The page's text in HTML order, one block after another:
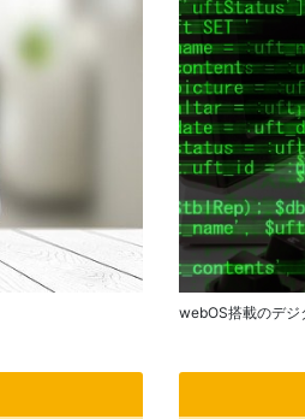
ト TA2C-
PTJ-MC
シリー
PDS-MC
タブレッ
ト純正オ
プション
業務効率
化アプリ
トワ
ーク
機器
導入
保守
キッ
ティ
ング
自治
体向
けDX
ソリ
webOS搭載のデジ